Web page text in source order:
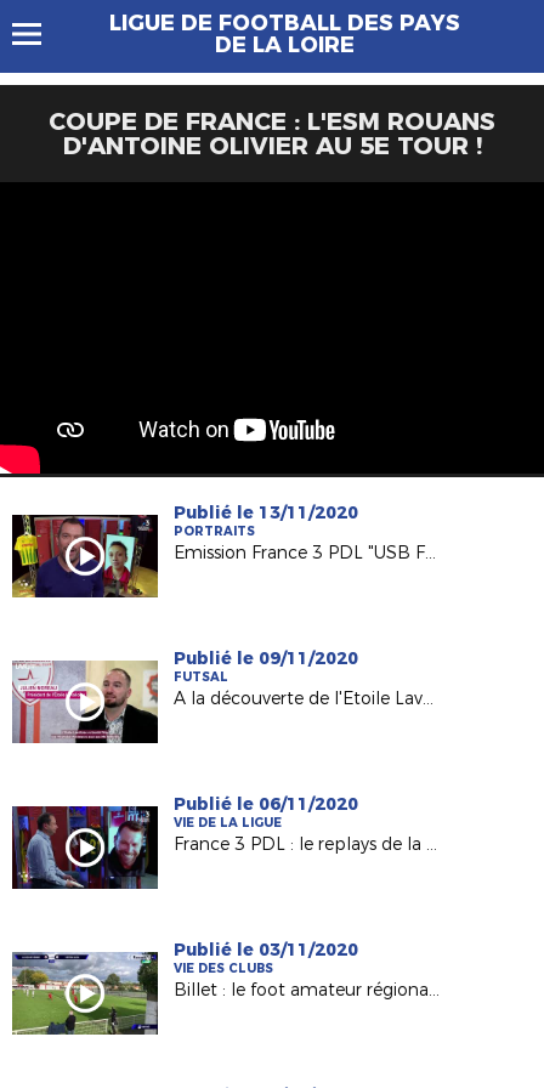
LIGUE DE FOOTBALL DES PAYS
DE LA LOIRE
COUPE DE FRANCE : L'ESM ROUANS
D'ANTOINE OLIVIER AU 5E TOUR !
Publié le 13/11/2020
PORTRAITS
Emission France 3 PDL "USB Foot"
Publié le 09/11/2020
FUTSAL
A la découverte de l'Etoile Lavalloise Futsal (D2 FFF)
Publié le 06/11/2020
VIE DE LA LIGUE
France 3 PDL : le replays de la 60e émission avec Olivier Quint
Publié le 03/11/2020
VIE DES CLUBS
Billet : le foot amateur régional vu par France 3 PDL